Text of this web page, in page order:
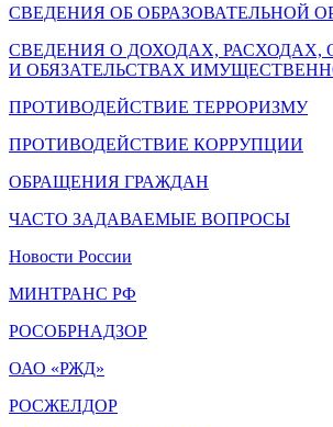
СВЕДЕНИЯ ОБ ОБРАЗОВАТЕЛЬНОЙ
СВЕДЕНИЯ О ДОХОДАХ, РАСХОДАХ,
И ОБЯЗАТЕЛЬСТВАХ
ПРОТИВОДЕЙСТВИЕ ТЕРРОРИЗМУ
ПРОТИВОДЕЙСТВИЕ КОРРУПЦИИ
ОБРАЩЕНИЯ ГРАЖДАН
ЧАСТО ЗАДАВАЕМЫЕ ВОПРОСЫ
Новости России
МИНТРАНС РФ
РОСОБРНАДЗОР
ОАО «РЖД»
РОСЖЕЛДОР